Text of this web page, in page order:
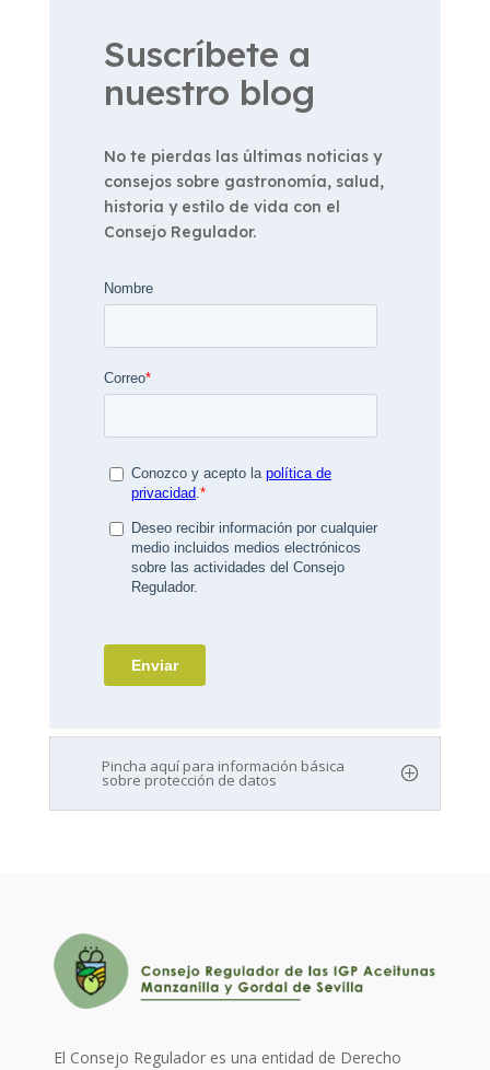
Suscríbete a
nuestro blog
No te pierdas las últimas noticias y
consejos sobre gastronomía, salud,
historia y estilo de vida con el
Consejo Regulador.
Pincha aquí para información básica
sobre protección de datos
El Consejo Regulador es una entidad de Derecho